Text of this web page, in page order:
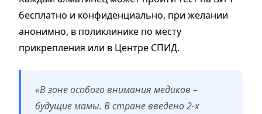
бесплатно и конфиденциально, при желании
анонимно, в поликлинике по месту
прикрепления или в Центре СПИД.
«В зоне особого внимания медиков –
будущие мамы. В стране введено 2-х